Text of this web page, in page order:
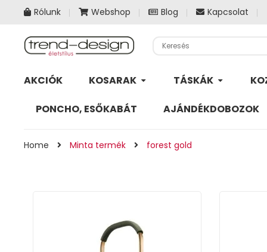
Rólunk Webshop Blog Kapcsolat
AKCIÓK KOSARAK TÁSKÁK
PONCHO, ESŐKABÁT AJÁNDÉKDOBOZOK
Home Minta termék forest gold